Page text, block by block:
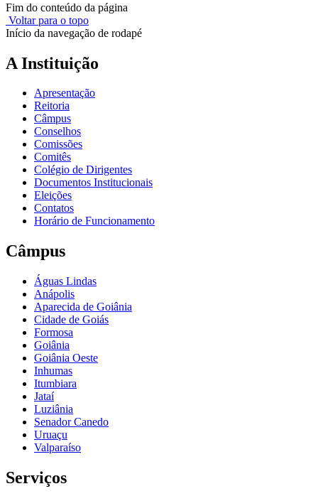
Fim do conteúdo da página
Voltar para o topo
Início da navegação de rodapé
A Instituição
Apresentação
Reitoria
Câmpus
Conselhos
Comissões
Comitês
Colégio de Dirigentes
Documentos Institucionais
Eleições
Contatos
Horário de Funcionamento
Câmpus
Águas Lindas
Anápolis
Aparecida de Goiânia
Cidade de Goiás
Formosa
Goiânia
Goiânia Oeste
Inhumas
Itumbiara
Jataí
Luziânia
Senador Canedo
Uruaçu
Valparaíso
Serviços